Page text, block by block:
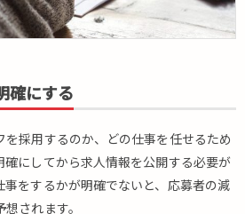
確にする
を採用するのか、どの仕事を任せるため
確にしてから求人情報を公開する必要が
事をするかが明確でないと、応募者の減
されます。